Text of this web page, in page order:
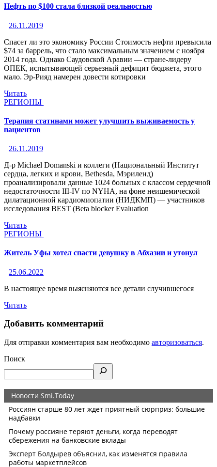
Нефть по $100 стала близкой реальностью
26.11.2019
Спасет ли это экономику России Стоимость нефти превысила
$74 за баррель, что стало максимальным значением с ноября
2014 года. Однако Саудовской Аравии — стране-лидеру
ОПЕК, испытывающей серьезный дефицит бюджета, этого
мало. Эр-Рияд намерен довести котировки
Читать
РЕГИОНЫ
Терапия статинами может улучшить выживаемость у
пациентов
26.11.2019
Д-р Michael Domanski и коллеги (Национальный Институт
сердца, легких и крови, Bethesda, Мэриленд)
проанализировали данные 1024 больных с классом сердечной
недостаточности III-IV по NYHA, на фоне неишемической
дилатационной кардиомиопатии (НИДКМП) — участников
исследования BEST (Beta blocker Evaluation
Читать
РЕГИОНЫ
Житель Уфы хотел спасти девушку в Абхазии и утонул
25.06.2022
В настоящее время выясняются все детали случившегося
Читать
Добавить комментарий
Для отправки комментария вам необходимо авторизоваться.
Поиск